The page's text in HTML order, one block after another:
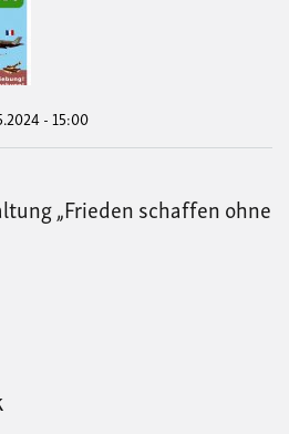
- 15:00
„Frieden schaffen ohne